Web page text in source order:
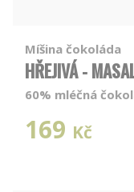
Míšina čokoláda
HŘEJIVÁ -
60% mléčná
169 Kč